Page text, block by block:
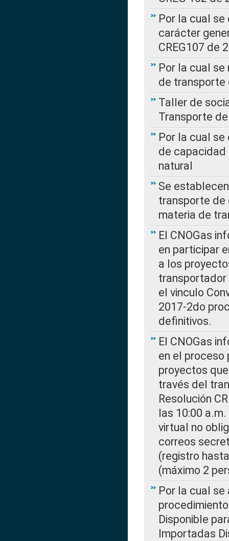
Por la cual
carácter
CREG107 de
Por la cual
de transporte
Taller de
Transporte
Por la cual
de capacidad
natural
Se
transporte de
materia de
El CNOGas
en participar
a los
transportador
el vinculo
2017-2do
definitivos.
El CNOGas
en el proceso
proyectos
través del
Resolución
las 10:00
virtual no
correos
(registro
(máximo 2
Por la cual
Disponible
Importadas